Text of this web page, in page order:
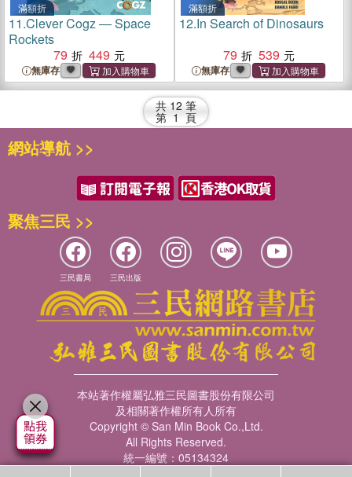
滿額折
11.Clever Cogz ― Space
Rockets
79
449
無庫存
滿額折
12.In Search of Dinosaurs
79
539
無庫存
共 12 筆
第 1 頁
網站導航 >>
聚焦三民 >>
三民書局 三民出版
本站著作權屬弘雅三民圖書股份有限公司
及相關著作權所有人所有
Copyright © San Min Book Co.,Ltd.
All Rights Reserved.
統一編號：05134324